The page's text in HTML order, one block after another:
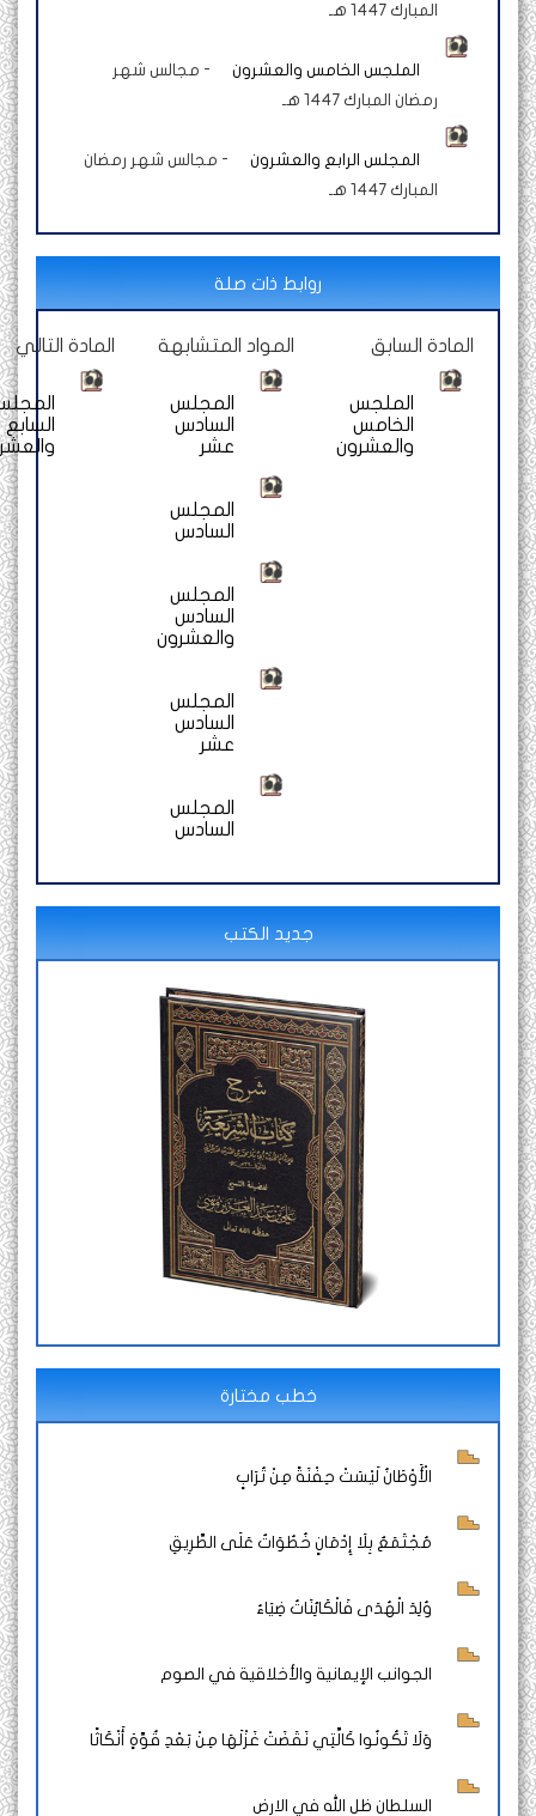
الملجس الخامس والعشرون -مجالس شهر
رمضان المبارك 1447 هـ
المجلس الرابع والعشرون -مجالس شهر رمضان
روابط ذات صلة
المادة السابق
الملجس
والعشرون
المواد المتشابهة
المجلس
المجلس
المجلس
والعشرون
المجلس
المجلس
المادة التالي
المجلس
والعشرون
جديد الكتب
خطب مختارة
الْأَوْطَانُ لَيْسَتْ حِفْنَةً مِنْ تُرَابٍ
مُجْتَمَعٌ بِلَا إِدْمَانٍ خُطُوَاتٌ عَلَى الطَّرِيقِ
وُلِدَ الْهُدَى فَالْكَائِنَاتُ ضِيَاءُ
الجوانب الإيمانية والأخلاقية في الصوم
وَلَا تَكُونُوا كَالَّتِي نَقَضَتْ غَزْلَهَا مِنْ بَعْدِ قُوَّةٍ أَنْكَاثًا
السلطان ظل الله في الارض